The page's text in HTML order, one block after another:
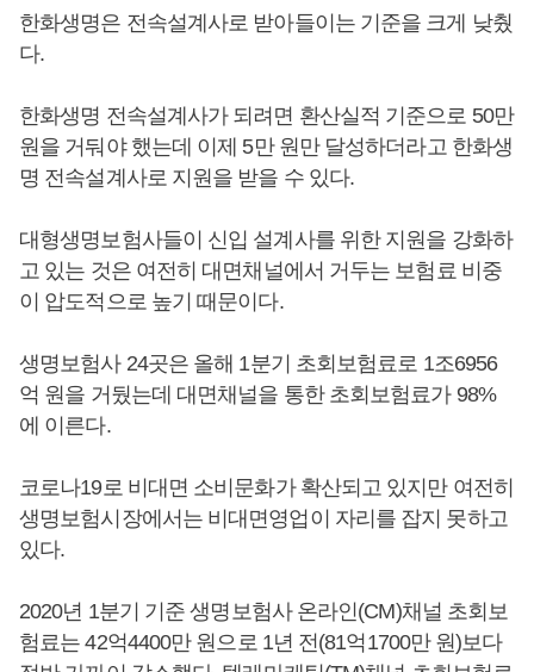
한화생명은 전속설계사로 받아들이는 기준을 크게 낮췄
다.
한화생명 전속설계사가 되려면 환산실적 기준으로 50만
원을 거둬야 했는데 이제 5만 원만 달성하더라고 한화생
명 전속설계사로 지원을 받을 수 있다.
대형생명보험사들이 신입 설계사를 위한 지원을 강화하
고 있는 것은 여전히 대면채널에서 거두는 보험료 비중
이 압도적으로 높기 때문이다.
생명보험사 24곳은 올해 1분기 초회보험료로 1조6956
억 원을 거뒀는데 대면채널을 통한 초회보험료가 98%
에 이른다.
코로나19로 비대면 소비문화가 확산되고 있지만 여전히
생명보험시장에서는 비대면영업이 자리를 잡지 못하고
있다.
2020년 1분기 기준 생명보험사 온라인(CM)채널 초회보
험료는 42억4400만 원으로 1년 전(81억1700만 원)보다